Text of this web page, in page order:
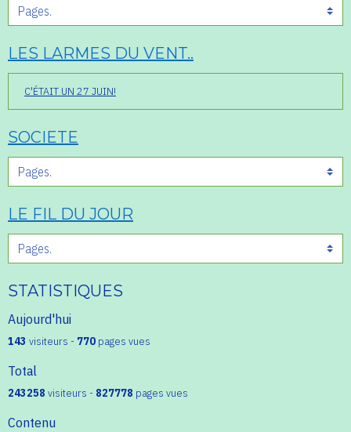
LES LARMES DU VENT..
C'ÉTAIT UN 27 JUIN!
SOCIETE
LE FIL DU JOUR
STATISTIQUES
Aujourd'hui
143 visiteurs - 770 pages vues
Total
243258 visiteurs - 827778 pages vues
Contenu